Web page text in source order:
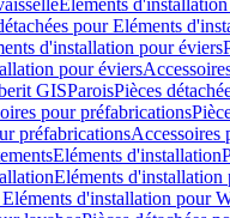
Eléments
pour Eléments
d'installation pour éviers
pour éviers
GISParoisPièces
pour préfabrications
préfabricationsAccessoires
Eléments d'installation
Eléments d'installation
Eléments d'installation pour